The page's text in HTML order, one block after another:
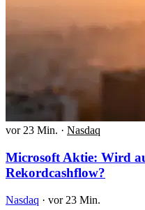
vor 23 Min. · Nasdaq
Microsoft Aktie: Wird
Rekordcashflow?
Nasdaq · vor 23 Min.